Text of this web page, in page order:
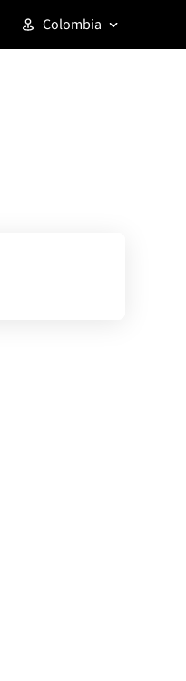
Colombia